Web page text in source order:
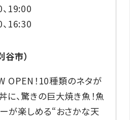
19:00
16:30
市）
OPEN！10種類のネタが
に、驚きの巨大焼き魚！魚
が楽しめる“おさかな天